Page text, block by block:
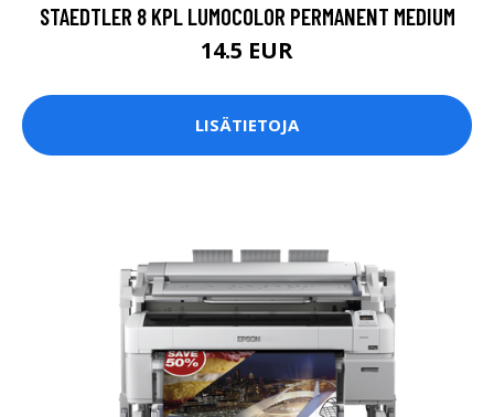
STAEDTLER 8 KPL LUMOCOLOR PERMANENT MEDIUM
14.5 EUR
LISÄTIETOJA